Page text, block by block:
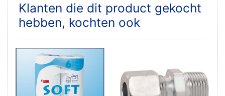
Klanten die dit product gekocht
hebben, kochten ook